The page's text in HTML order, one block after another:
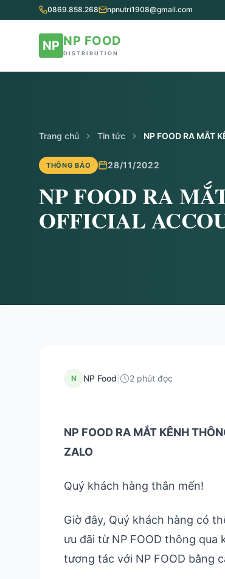
0869.858.268 npnutri1908@gmail.com
NP NP FOOD
DISTRIBUTION
Trang chủ Tin tức
THÔNG BÁO 28/11/2022
NP FOOD RA
OFFICIAL
N NP Food 2 phút đọc
NP FOOD RA MẮT KÊNH
ZALO
Quý khách hàng thân mến!
Giờ đây, Quý khách hàng có
ưu đãi từ NP FOOD thông
tương tác với NP FOOD bằng